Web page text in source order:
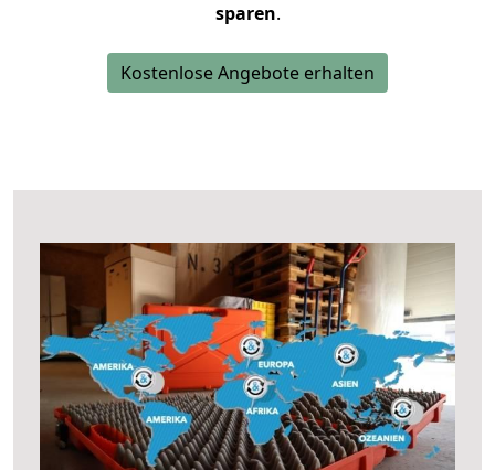
sparen.
Kostenlose Angebote erhalten